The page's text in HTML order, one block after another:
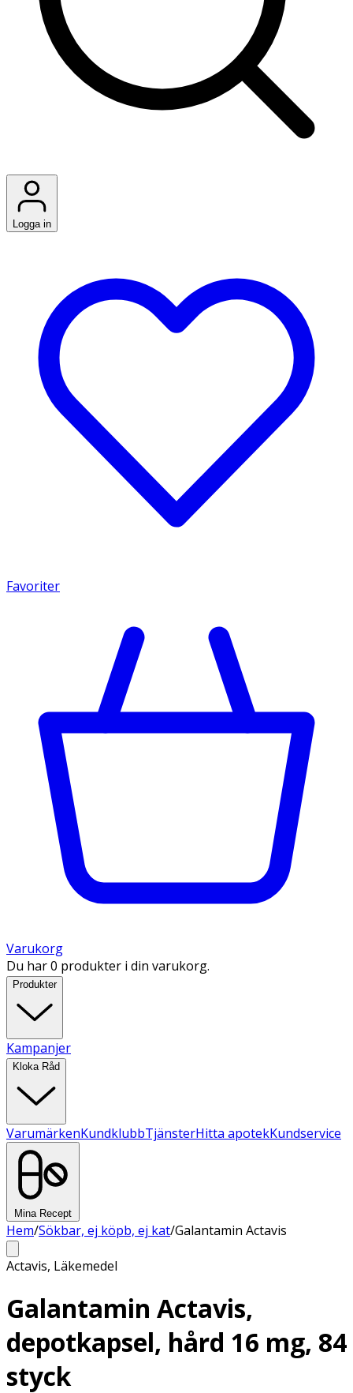
Logga in
Favoriter
Varukorg
Du har 0 produkter i din varukorg.
Produkter
Kampanjer
Kloka Råd
VarumärkenKundklubbTjänsterHitta apotekKundservice
Mina Recept
Hem/Sökbar, ej köpb, ej kat/Galantamin Actavis
Actavis, Läkemedel
Galantamin Actavis,
depotkapsel, hård 16 mg, 84
styck